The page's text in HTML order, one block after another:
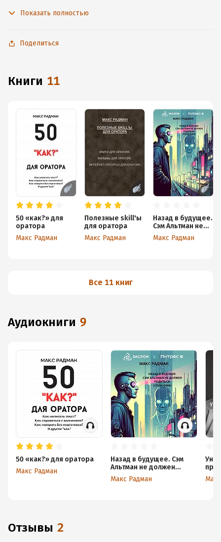
даже без подключения к интернету.
Показать полностью
Поделиться
книги 11
50 «как?» для
оратора
Макс Радман
Полезные skill'ы
для оратора
Макс Радман
Назад в будущее.
Сэм Альтман не
должен родиться
(Спин-офф)
Макс Радман
Все 11 книг
аудиокниги 9
50 «как?» для оратора
Макс Радман
Назад в будущее. Сэм
Альтман не должен
родиться (Спин-офф)
Макс Радман
Отзывы 2